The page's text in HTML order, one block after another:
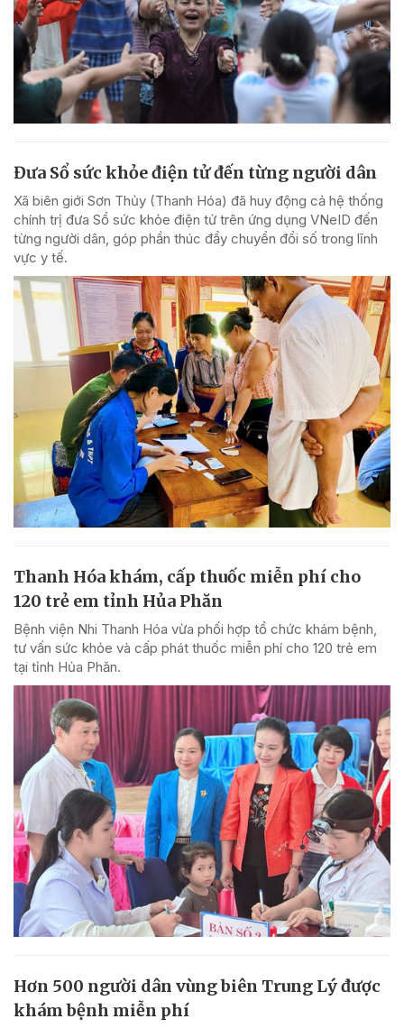
Đưa Sổ sức khỏe điện tử đến từng người dân
Xã biên giới Sơn Thủy (Thanh Hóa) đã huy động cả hệ thống
chính trị đưa Sổ sức khỏe điện tử trên ứng dụng VNeID đến
từng người dân, góp phần thúc đẩy chuyển đổi số trong lĩnh
vực y tế.
Thanh Hóa khám, cấp thuốc miễn phí cho
120 trẻ em tỉnh Hủa Phăn
Bệnh viện Nhi Thanh Hóa vừa phối hợp tổ chức khám bệnh,
tư vấn sức khỏe và cấp phát thuốc miễn phí cho 120 trẻ em
tại tỉnh Hủa Phăn.
Hơn 500 người dân vùng biên Trung Lý được
khám bệnh miễn phí